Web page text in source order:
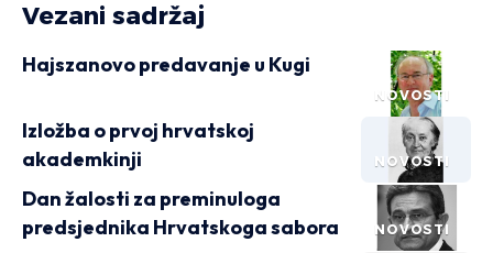
Vezani sadržaj
NOVOSTI
Hajszanovo predavanje u Kugi
NOVOSTI
Izložba o prvoj hrvatskoj
akademkinji
NOVOSTI
Dan žalosti za preminuloga
predsjednika Hrvatskoga sabora